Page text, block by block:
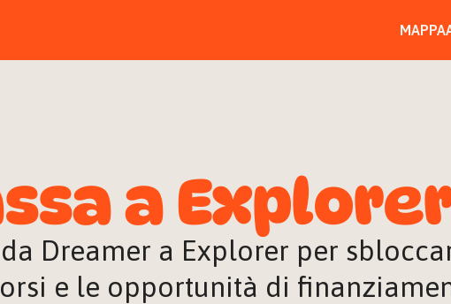
MAPPA
a
Dreamer a Explorer per
e le opportunità di